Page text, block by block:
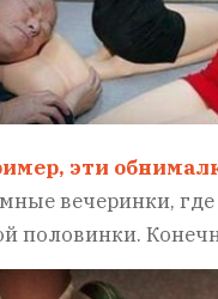
эти
вечеринки,
половинки.